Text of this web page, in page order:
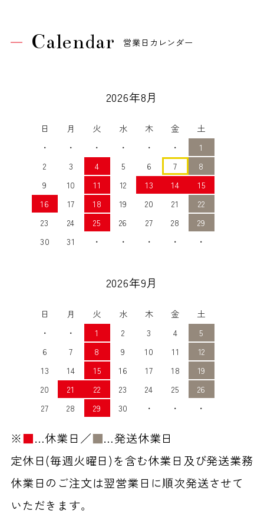
Calendar 営業日カレンダー
2026年8月
日 月 火 水 木 金
土
・
・ ・ ・ ・ ・
1
2
3 4 5 6 7
8
9
10 11 12 13 14
15
16
17 18 19 20 21
22
23
24 25 26 27 28
29
30
31 ・ ・ ・ ・ ・
2026年9月
日 月 火 水 木 金
土
・
・ 1 2 3 4
5
6
7 8 9 10 11
12
13
14 15 16 17 18
19
20
21 22 23 24 25
26
27
28 29 30 ・ ・ ・
※■…休業日／■…発送休業日
定休日(毎週火曜日)を含む休業日及び発送業務
休業日のご注文は翌営業日に順次発送させて
いただきます。